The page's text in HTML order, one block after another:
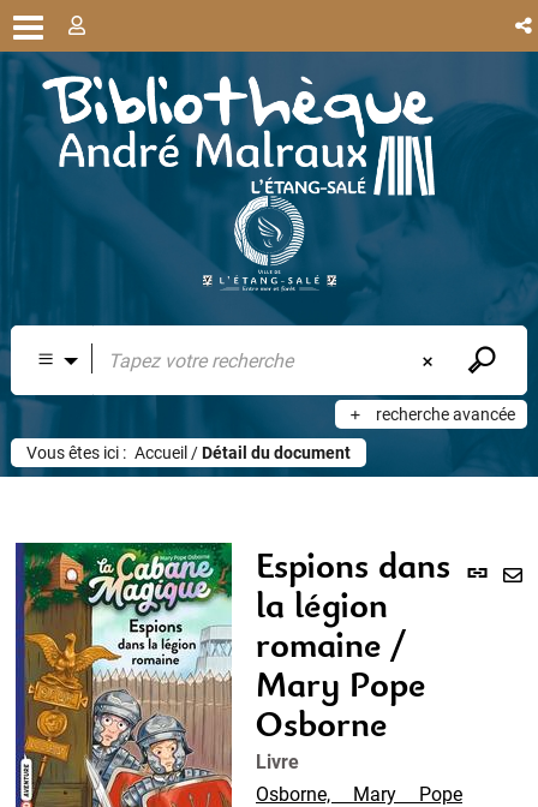
recherche avancée
Vous êtes ici : Accueil /Détail du document
Lien
Espions dans
la légion
romaine /
Mary Pope
Osborne
Livre
Osborne, Mary Pope